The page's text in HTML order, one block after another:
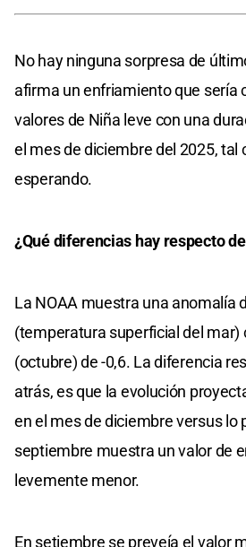
No hay ninguna sorpresa de
afirma un enfriamiento que sería
valores de Niña leve con una
el mes de diciembre del 2025, tal
esperando.
¿Qué diferencias hay respecto
La NOAA muestra una anomalía
(temperatura superficial del mar)
(octubre) de -0,6. La diferencia
atrás, es que la evolución
en el mes de diciembre versus lo
septiembre muestra un valor de
levemente menor.
En setiembre se preveía el valor